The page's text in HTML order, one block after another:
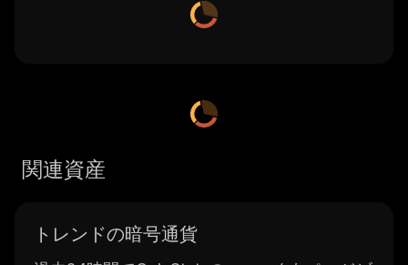
関連資産
トレンドの暗号通貨